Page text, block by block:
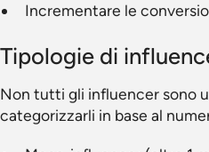
Incrementare le
Tipologie di
Non tutti gli influencer sono
categorizzarli in base al